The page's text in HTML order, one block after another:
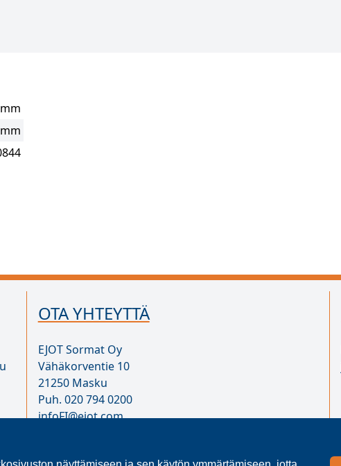
OTA YHTEYTTÄ
EJOT Sormat Oy
Vähäkorventie 10
21250 Masku
Puh. 020 794 0200
infoFI@ejot.com